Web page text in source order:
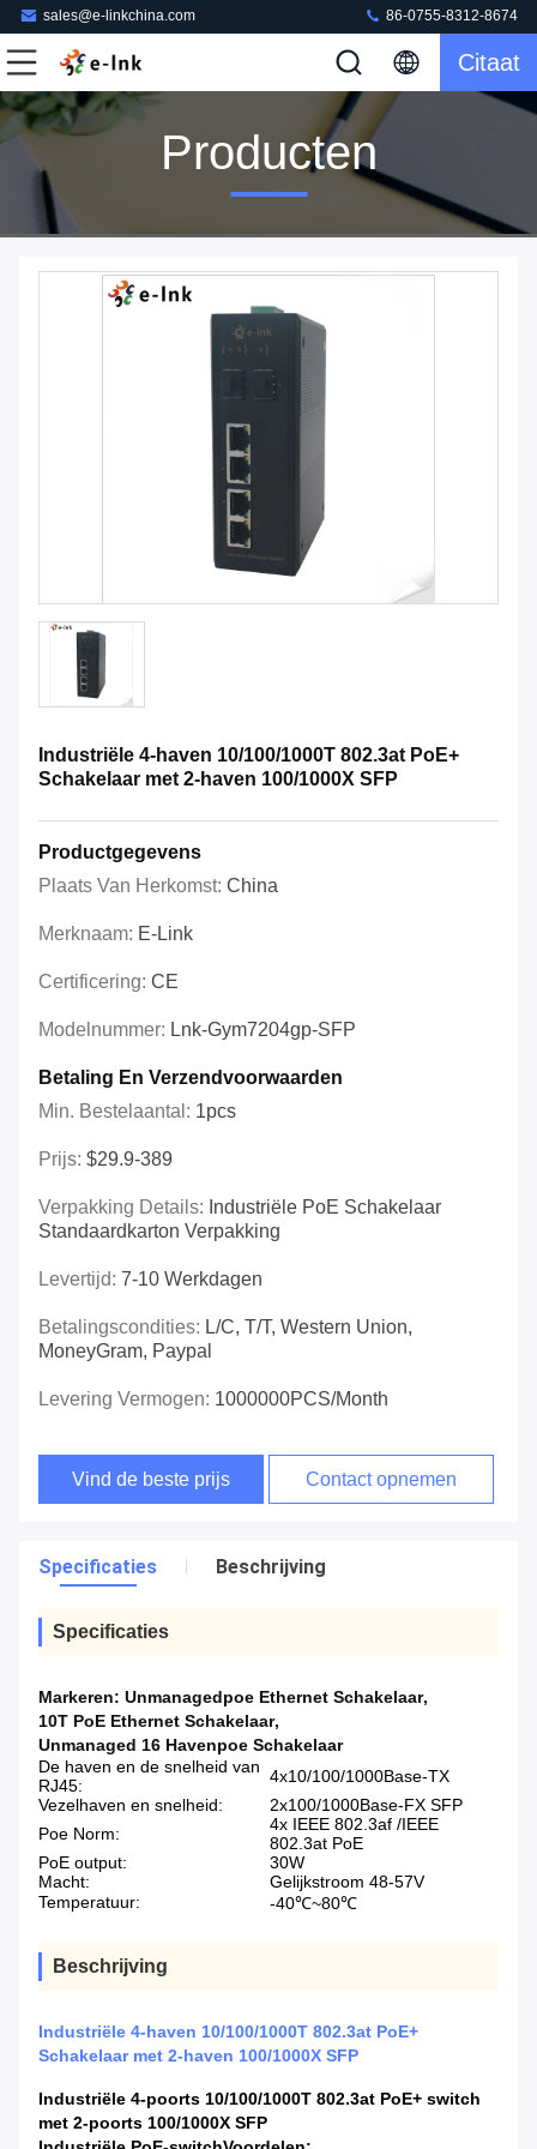
sales@e-linkchina.com 86-0755-8312-8674
Citaat
Producten
Industriële 4-haven 10/100/1000T 802.3at PoE+
Schakelaar met 2-haven 100/1000X SFP
Productgegevens
Plaats Van Herkomst: China
Merknaam: E-Link
Certificering: CE
Modelnummer: Lnk-Gym7204gp-SFP
Betaling En Verzendvoorwaarden
Min. Bestelaantal: 1pcs
Prijs: $29.9-389
Verpakking Details: Industriële PoE Schakelaar
Standaardkarton Verpakking
Levertijd: 7-10 Werkdagen
Betalingscondities: L/C, T/T, Western Union,
MoneyGram, Paypal
Levering Vermogen: 1000000PCS/Month
Vind de beste prijs Contact opnemen
Specificaties Beschrijving
Specificaties
Markeren: Unmanagedpoe Ethernet Schakelaar,
10T PoE Ethernet Schakelaar,
Unmanaged 16 Havenpoe Schakelaar
De haven en de snelheid van
RJ45:
4x10/100/1000Base-TX
Vezelhaven en snelheid:
2x100/1000Base-FX SFP
Poe Norm:
4x IEEE 802.3af /IEEE
802.3at PoE
PoE output:
30W
Macht:
Gelijkstroom 48-57V
Temperatuur:
-40℃~80℃
Beschrijving
Industriële 4-haven 10/100/1000T 802.3at PoE+
Schakelaar met 2-haven 100/1000X SFP
Industriële 4-poorts 10/100/1000T 802.3at PoE+ switch
met 2-poorts 100/1000X SFP